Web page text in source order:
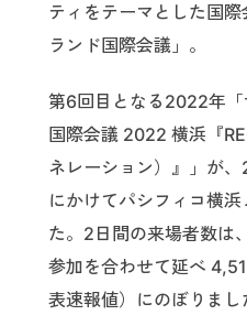
ティをテーマとした国
ランド国際会議」。
第6回目となる2022年
国際会議 2022 横浜『
ネレーション）』」が
にかけてパシフィコ横
た。2日間の来場者数は
参加を合わせて延べ
表速報値）にのぼりまし